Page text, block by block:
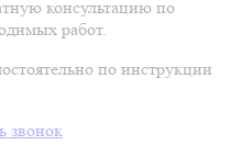
консультацию по
работ.
по инструкции
звонок